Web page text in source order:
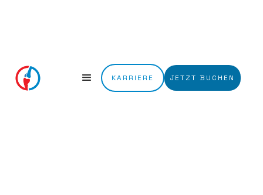
KARRIERE JETZT BUCHEN